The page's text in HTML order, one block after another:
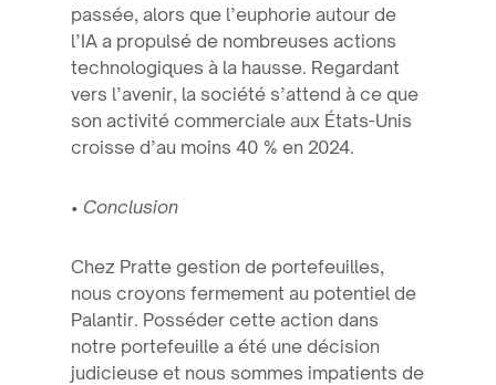
passée, alors que l’euphorie autour de
l’IA a propulsé de nombreuses actions
technologiques à la hausse. Regardant
vers l’avenir, la société s’attend à ce que
son activité commerciale aux États-Unis
croisse d’au moins 40 % en 2024.
• Conclusion
Chez Pratte gestion de portefeuilles,
nous croyons fermement au potentiel de
Palantir. Posséder cette action dans
notre portefeuille a été une décision
judicieuse et nous sommes impatients de